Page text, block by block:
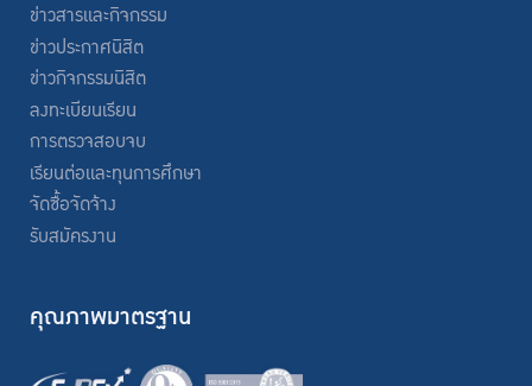
ข่าวสารและกิจกรรม
ข่าวประกาศนิสิต
ข่าวกิจกรรมนิสิต
ลงทะเบียนเรียน
การตรวจสอบจบ
เรียนต่อและทุนการศึกษา
จัดซื้อจัดจ้าง
รับสมัครงาน
คุณภาพมาตรฐาน